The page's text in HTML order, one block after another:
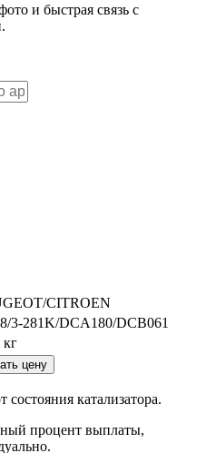
и быстрая связь с
CITROEN
3-281K/DCA180/DCB061
кг
цену
состояния катализатора.
процент выплаты,